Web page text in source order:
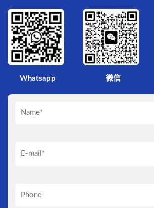
Whatsapp 微信